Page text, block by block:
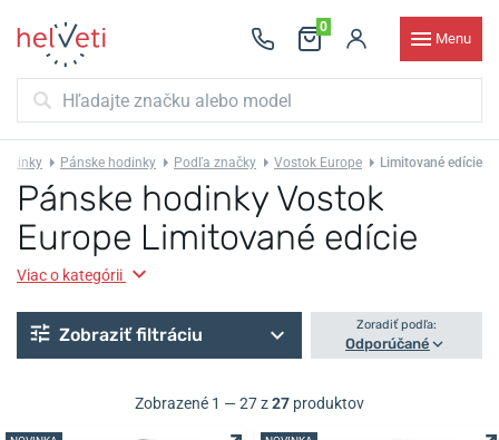
0
Menu
Pánske hodinky Podľa značky Vostok Europe Limitované edície
Pánske hodinky Vostok
Europe Limitované edície
Viac o kategórii
Zobraziť filtráciu Zoradiť podľa:
Odporúčané
Zobrazené 1 — 27 z27 produktov